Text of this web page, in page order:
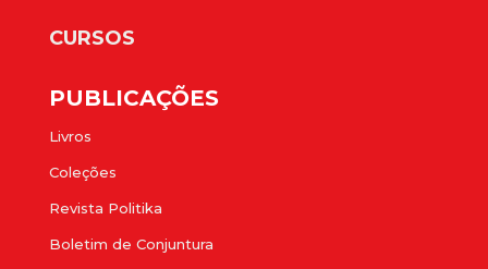
CURSOS
PUBLICAÇÕES
Livros
Coleções
Revista Politika
Boletim de Conjuntura